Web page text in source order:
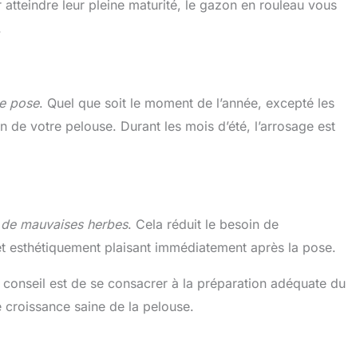
leur pleine maturité, le gazon en rouleau vous
pose. Quel que soit le moment de l’année, excepté les
votre pelouse. Durant les mois d’été, l’arrosage est
mauvaises herbes. Cela réduit le besoin de
plaisant immédiatement après la pose.
est de se consacrer à la préparation adéquate du
saine de la pelouse.